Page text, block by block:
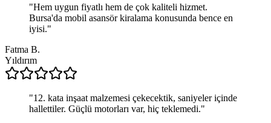
"Hem uygun fiyatlı hem de çok kaliteli hizmet.
Bursa'da mobil asansör kiralama konusunda bence en
iyisi."
Fatma B.
Yıldırım
"12. kata inşaat malzemesi çekecektik, saniyeler içinde
hallettiler. Güçlü motorları var, hiç teklemedi."